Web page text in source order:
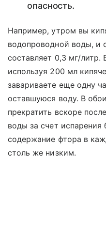
опасность.
Например, утром вы
водопроводной воды, и
составляет 0,3 мг/литр.
используя 200 мл
завариваете еще одну
оставшуюся воду. В
прекратить вскоре
воды за счет испарения
содержание фтора в
столь же низким.